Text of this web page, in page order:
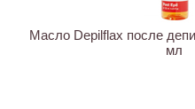
Масло Depilflax после
мл